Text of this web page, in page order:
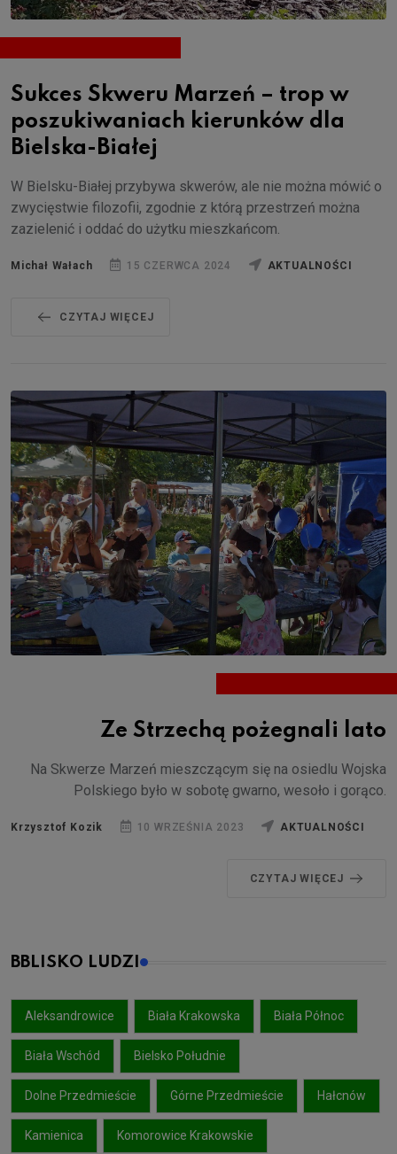
Sukces Skweru Marzeń – trop w
poszukiwaniach kierunków dla
Bielska-Białej
W Bielsku-Białej przybywa skwerów, ale nie można mówić o
zwycięstwie filozofii, zgodnie z którą przestrzeń można
zazielenić i oddać do użytku mieszkańcom.
Michał Wałach 15 CZERWCA 2024 AKTUALNOŚCI
CZYTAJ WIĘCEJ
Ze Strzechą pożegnali lato
Na Skwerze Marzeń mieszczącym się na osiedlu Wojska
Polskiego było w sobotę gwarno, wesoło i gorąco.
Krzysztof Kozik 10 WRZEŚNIA 2023 AKTUALNOŚCI
CZYTAJ WIĘCEJ
BBLISKO LUDZI
Aleksandrowice Biała Krakowska Biała Północ
Biała Wschód Bielsko Południe
Dolne Przedmieście Górne Przedmieście Hałcnów
Kamienica Komorowice Krakowskie